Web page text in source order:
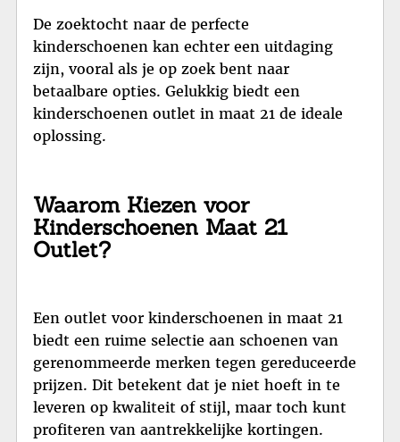
De zoektocht naar de perfecte
kinderschoenen kan echter een uitdaging
zijn, vooral als je op zoek bent naar
betaalbare opties. Gelukkig biedt een
kinderschoenen outlet in maat 21 de ideale
oplossing.
Waarom Kiezen voor
Kinderschoenen Maat 21
Outlet?
Een outlet voor kinderschoenen in maat 21
biedt een ruime selectie aan schoenen van
gerenommeerde merken tegen gereduceerde
prijzen. Dit betekent dat je niet hoeft in te
leveren op kwaliteit of stijl, maar toch kunt
profiteren van aantrekkelijke kortingen.